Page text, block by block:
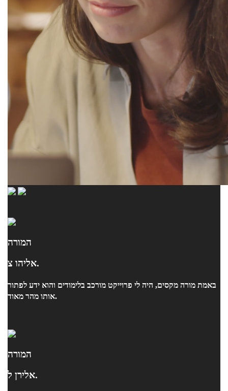
המורה
אליהו צ.
באמת מורה מקסים, היה לי פרוייקט מורכב בלימודים והוא ידע לפתור
אותו מהר מאוד.
המורה
אלירן ל.